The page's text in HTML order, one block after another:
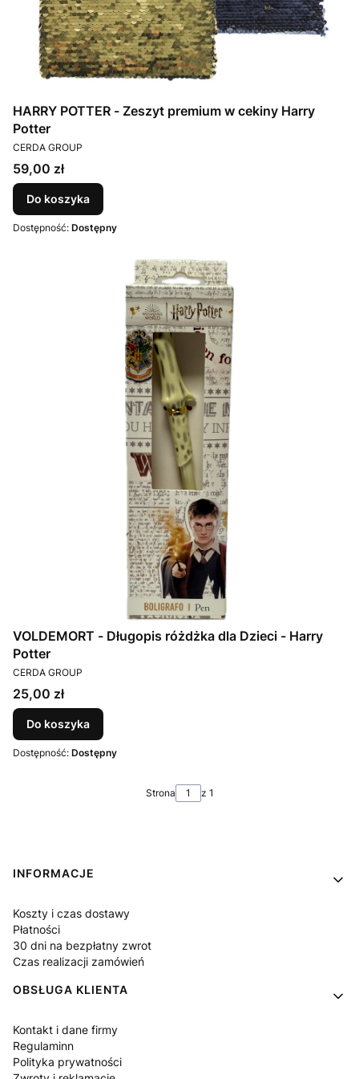
HARRY POTTER - Zeszyt premium w cekiny Harry
Potter
PRODUCENT
CERDA GROUP
Cena
59,00 zł
Do koszyka
Dostępność: Dostępny
VOLDEMORT - Długopis różdżka dla Dzieci - Harry
Potter
PRODUCENT
CERDA GROUP
Cena
25,00 zł
Do koszyka
Dostępność: Dostępny
Strona z 1
Linki w stopce
INFORMACJE
Koszty i czas dostawy
Płatności
30 dni na bezpłatny zwrot
Czas realizacji zamówień
OBSŁUGA KLIENTA
Kontakt i dane firmy
Regulaminn
Polityka prywatności